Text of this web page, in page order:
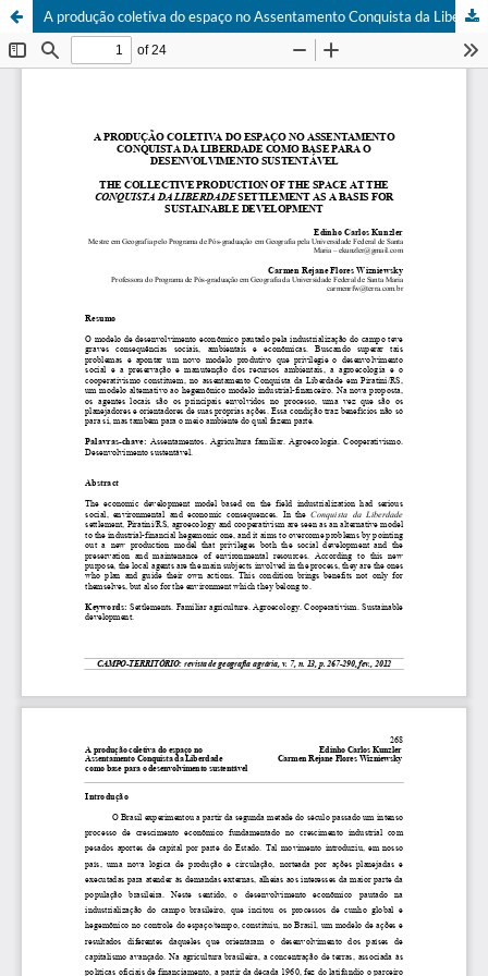
A produção coletiva do espaço no Assentamento Conquista da Liberdade como base para o desenvolvimento sustentável